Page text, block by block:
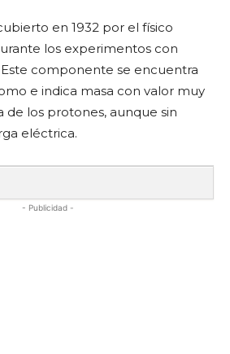
en 1932 por el físico
los experimentos con
componente se encuentra
e indica masa con valor muy
de los protones, aunque sin
eléctrica.
- Publicidad -